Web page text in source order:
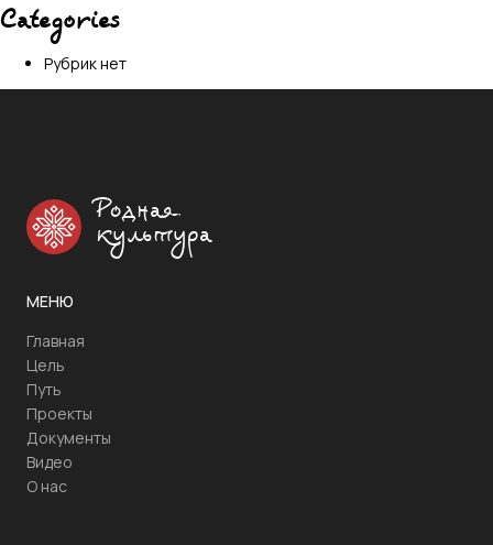
Categories
Рубрик нет
Родная
культура
МЕНЮ
Главная
Цель
Путь
Проекты
Документы
Видео
О нас